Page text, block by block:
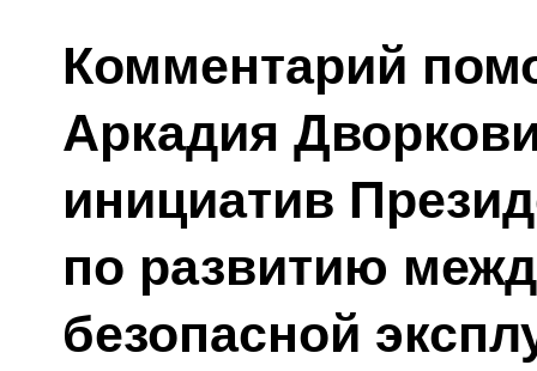
Комментарий
Аркадия
инициатив
по развитию
безопасной